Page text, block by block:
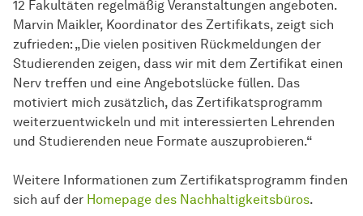
12 Fakultäten regelmäßig Veranstaltungen angeboten.
Marvin Maikler, Koordinator des Zertifikats, zeigt sich
zufrieden: „Die vielen positiven Rückmeldungen der
Studierenden zeigen, dass wir mit dem Zertifikat einen
Nerv treffen und eine Angebotslücke füllen. Das
motiviert mich zusätzlich, das Zertifikatsprogramm
weiterzuentwickeln und mit interessierten Lehrenden
und Studierenden neue Formate auszuprobieren.“
Weitere Informationen zum Zertifikatsprogramm finden
sich auf der Homepage des Nachhaltigkeitsbüros.